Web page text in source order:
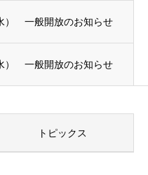
） 一般開放のお知らせ
） 一般開放のお知らせ
トピックス